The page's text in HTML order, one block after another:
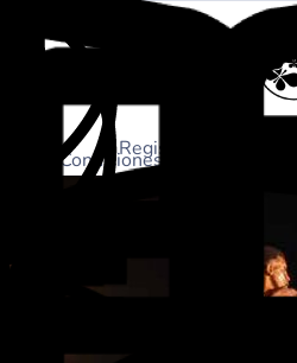
Registrarse
de Condiciones Generales